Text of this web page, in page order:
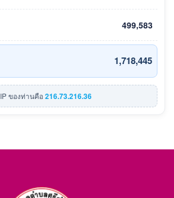
499,583
1,718,445
IP ของท่านคือ216.73.216.36